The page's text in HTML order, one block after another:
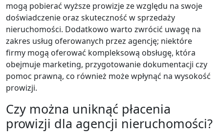
mogą pobierać wyższe prowizje ze względu na swoje
doświadczenie oraz skuteczność w sprzedaży
nieruchomości. Dodatkowo warto zwrócić uwagę na
zakres usług oferowanych przez agencję; niektóre
firmy mogą oferować kompleksową obsługę, która
obejmuje marketing, przygotowanie dokumentacji czy
pomoc prawną, co również może wpłynąć na wysokość
prowizji.
Czy można uniknąć płacenia
prowizji dla agencji nieruchomości?